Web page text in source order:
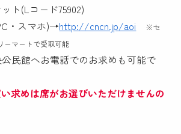
ト(Lコード75902)
・スマホ)→http://cncn.jp/aoi
※セ
ーマートで受取可能
民館へお電話でのお求めも可能で
求めは席がお選びいただけませんの